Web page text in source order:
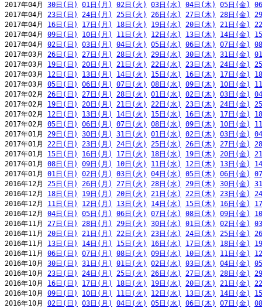
2017年04月 30日(日) 01日(月) 02日(火) 03日(水) 04日(木) 05日(金)
2017年04月 23日(日) 24日(月) 25日(火) 26日(水) 27日(木) 28日(金)
2017年04月 16日(日) 17日(月) 18日(火) 19日(水) 20日(木) 21日(金)
2017年04月 09日(日) 10日(月) 11日(火) 12日(水) 13日(木) 14日(金)
2017年04月 02日(日) 03日(月) 04日(火) 05日(水) 06日(木) 07日(金)
2017年03月 26日(日) 27日(月) 28日(火) 29日(水) 30日(木) 31日(金)
2017年03月 19日(日) 20日(月) 21日(火) 22日(水) 23日(木) 24日(金)
2017年03月 12日(日) 13日(月) 14日(火) 15日(水) 16日(木) 17日(金)
2017年03月 05日(日) 06日(月) 07日(火) 08日(水) 09日(木) 10日(金)
2017年02月 26日(日) 27日(月) 28日(火) 01日(水) 02日(木) 03日(金)
2017年02月 19日(日) 20日(月) 21日(火) 22日(水) 23日(木) 24日(金)
2017年02月 12日(日) 13日(月) 14日(火) 15日(水) 16日(木) 17日(金)
2017年02月 05日(日) 06日(月) 07日(火) 08日(水) 09日(木) 10日(金)
2017年01月 29日(日) 30日(月) 31日(火) 01日(水) 02日(木) 03日(金)
2017年01月 22日(日) 23日(月) 24日(火) 25日(水) 26日(木) 27日(金)
2017年01月 15日(日) 16日(月) 17日(火) 18日(水) 19日(木) 20日(金)
2017年01月 08日(日) 09日(月) 10日(火) 11日(水) 12日(木) 13日(金)
2017年01月 01日(日) 02日(月) 03日(火) 04日(水) 05日(木) 06日(金)
2016年12月 25日(日) 26日(月) 27日(火) 28日(水) 29日(木) 30日(金)
2016年12月 18日(日) 19日(月) 20日(火) 21日(水) 22日(木) 23日(金)
2016年12月 11日(日) 12日(月) 13日(火) 14日(水) 15日(木) 16日(金)
2016年12月 04日(日) 05日(月) 06日(火) 07日(水) 08日(木) 09日(金)
2016年11月 27日(日) 28日(月) 29日(火) 30日(水) 01日(木) 02日(金)
2016年11月 20日(日) 21日(月) 22日(火) 23日(水) 24日(木) 25日(金)
2016年11月 13日(日) 14日(月) 15日(火) 16日(水) 17日(木) 18日(金)
2016年11月 06日(日) 07日(月) 08日(火) 09日(水) 10日(木) 11日(金)
2016年10月 30日(日) 31日(月) 01日(火) 02日(水) 03日(木) 04日(金)
2016年10月 23日(日) 24日(月) 25日(火) 26日(水) 27日(木) 28日(金)
2016年10月 16日(日) 17日(月) 18日(火) 19日(水) 20日(木) 21日(金)
2016年10月 09日(日) 10日(月) 11日(火) 12日(水) 13日(木) 14日(金)
2016年10月 02日(日) 03日(月) 04日(火) 05日(水) 06日(木) 07日(金)